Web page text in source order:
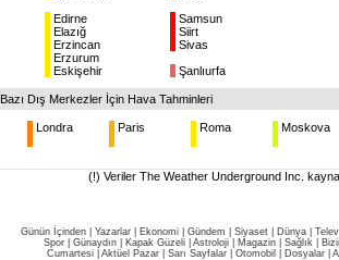
Edirne
Samsun
Elazığ
Siirt
Erzincan
Sivas
Erzurum
Eskişehir
Şanlıurfa
Bazı Dış Merkezler İçin Hava Tahminleri
Londra Paris Roma Moskova
(!) Veriler The Weather Underground Inc.
Günün İçinden Yazarlar Ekonomi Gündem Siyaset Dünya |
Spor
Günaydın Kapak Güzeli Astroloji Magazin Sağlık
Cumartesi| Aktüel Pazar| Sarı Sayfalar| Otomobil Dosyalar|